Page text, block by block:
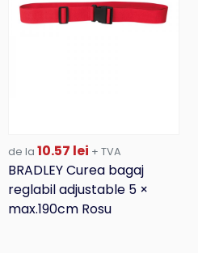
de la 10.57 lei + TVA
BRADLEY Curea bagaj
reglabil adjustable 5 ×
max.190cm Rosu